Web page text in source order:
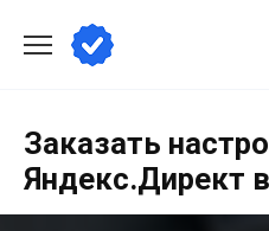
Заказать
Яндекс.Директ